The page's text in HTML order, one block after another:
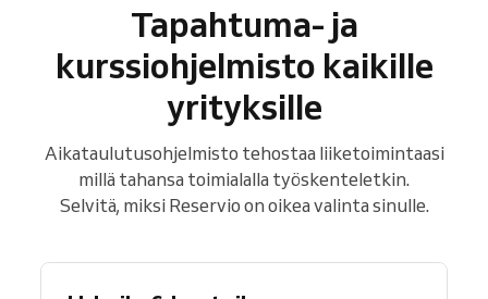
Tapahtuma- ja
kurssiohjelmisto kaikille
yrityksille
Aikataulutusohjelmisto tehostaa liiketoimintaasi
millä tahansa toimialalla työskenteletkin.
Selvitä, miksi Reservio on oikea valinta sinulle.